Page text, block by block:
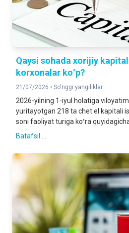
Qaysi sohada xorijiy
korxonalar koʻp?
21/07/2026 • So'nggi yangiliklar
2026-yilning 1-iyul holatiga
yuritayotgan 218 ta chet el kapitali
soni faoliyat turiga koʻra
Batafsil ...